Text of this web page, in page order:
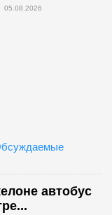
05.08.2026
автобус